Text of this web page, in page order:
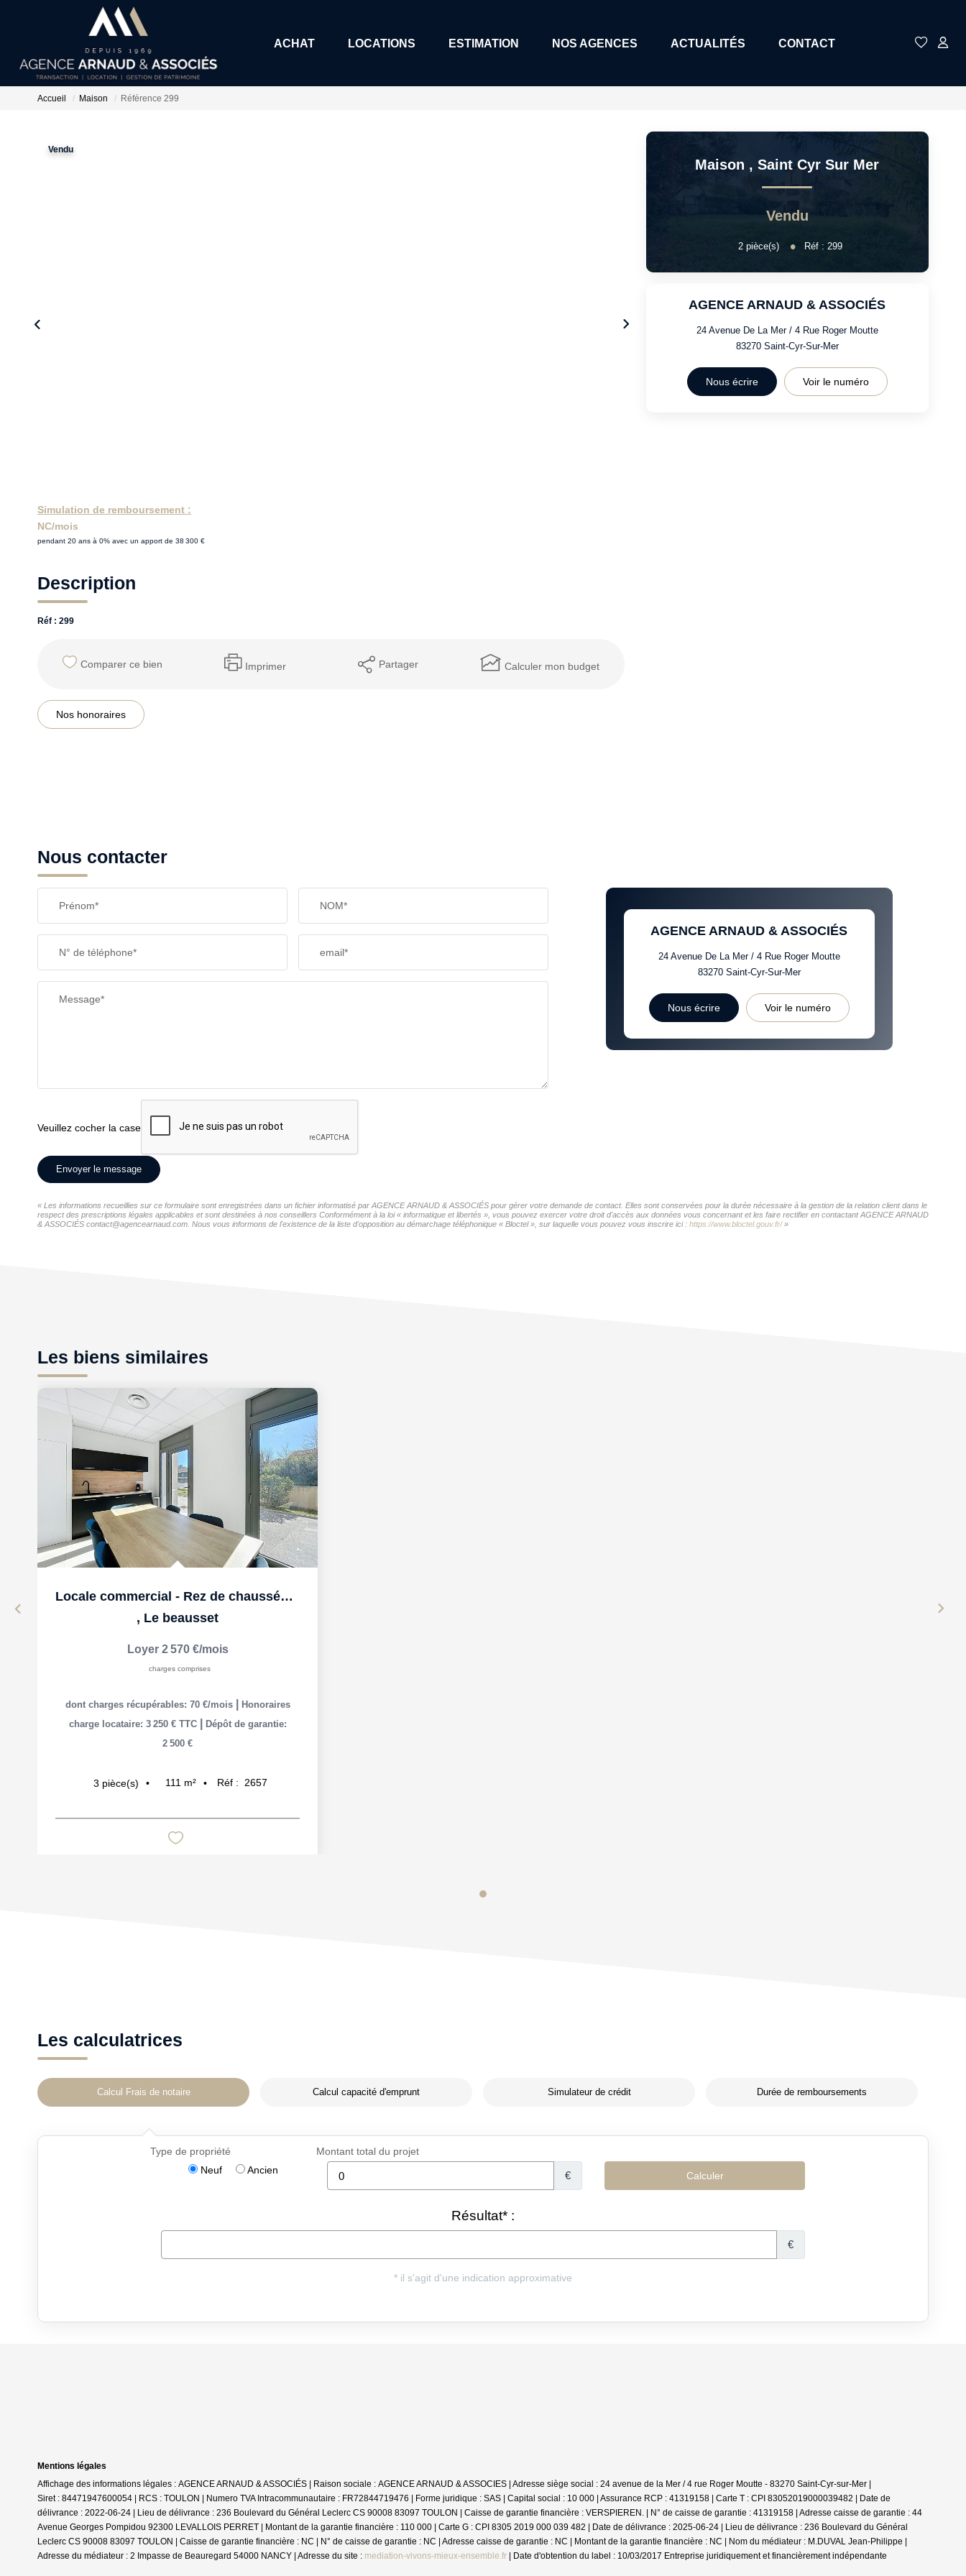
ACHAT LOCATIONS ESTIMATION NOS AGENCES ACTUALITÉS CONTACT
Accueil Maison Référence 299
Vendu
Simulation de remboursement :
NC/mois
pendant 20 ans à 0% avec un apport de 38 300 €
Description
Réf : 299
Comparer ce bien Imprimer Partager Calculer mon budget
Nos honoraires
Maison ,Saint Cyr Sur Mer
Vendu
2 pièce(s) Réf : 299
AGENCE ARNAUD & ASSOCIÉS
24 Avenue De La Mer / 4 Rue Roger Moutte
83270 Saint-Cyr-Sur-Mer
Nous écrire Voir le numéro
Nous contacter
Prénom* NOM*
N° de téléphone* email*
Message*
Veuillez cocher la case
Envoyer le message
AGENCE ARNAUD & ASSOCIÉS
24 Avenue De La Mer / 4 Rue Roger Moutte
83270 Saint-Cyr-Sur-Mer
Nous écrire Voir le numéro
« Les informations recueillies sur ce formulaire sont enregistrées dans un fichier informatisé par AGENCE ARNAUD & ASSOCIÉS pour gérer votre demande de contact. Elles sont conservées pour la durée nécessaire à la gestion de la relation client dans le
respect des prescriptions légales applicables et sont destinées à nos conseillers Conformément à la loi « informatique et libertés », vous pouvez exercer votre droit d'accès aux données vous concernant et les faire rectifier en contactant AGENCE ARNAUD
& ASSOCIÉS contact@agencearnaud.com. Nous vous informons de l'existence de la liste d'opposition au démarchage téléphonique « Bloctel », sur laquelle vous pouvez vous inscrire ici : https://www.bloctel.gouv.fr/»
Les biens similaires
Locale commercial - Rez de chaussée - Le Beausset
, Le beausset
Loyer 2 570 €/mois
charges comprises
dont charges récupérables: 70 €/mois
Honoraires
charge locataire: 3 250 € TTC
Dépôt de garantie:
2 500 €
3 pièce(s) 111 m² Réf : 2657
Les calculatrices
Calcul Frais de notaire Calcul capacité d'emprunt Simulateur de crédit Durée de remboursements
Mentions légales
Affichage des informations légales : AGENCE ARNAUD & ASSOCIÉS | Raison sociale : AGENCE ARNAUD & ASSOCIES | Adresse siège social : 24 avenue de la Mer / 4 rue Roger Moutte - 83270 Saint-Cyr-sur-Mer |
Siret : 84471947600054 | RCS : TOULON | Numero TVA Intracommunautaire : FR72844719476 | Forme juridique : SAS | Capital social : 10 000 | Assurance RCP : 41319158 | Carte T : CPI 83052019000039482 | Date de
délivrance : 2022-06-24 | Lieu de délivrance : 236 Boulevard du Général Leclerc CS 90008 83097 TOULON | Caisse de garantie financière : VERSPIEREN. | N° de caisse de garantie : 41319158 | Adresse caisse de garantie : 44
Avenue Georges Pompidou 92300 LEVALLOIS PERRET | Montant de la garantie financière : 110 000 | Carte G : CPI 8305 2019 000 039 482 | Date de délivrance : 2025-06-24 | Lieu de délivrance : 236 Boulevard du Général
Leclerc CS 90008 83097 TOULON | Caisse de garantie financière : NC | N° de caisse de garantie : NC | Adresse caisse de garantie : NC | Montant de la garantie financière : NC | Nom du médiateur : M.DUVAL Jean-Philippe |
Adresse du médiateur : 2 Impasse de Beauregard 54000 NANCY | Adresse du site : mediation-vivons-mieux-ensemble.fr | Date d'obtention du label : 10/03/2017 Entreprise juridiquement et financièrement indépendante